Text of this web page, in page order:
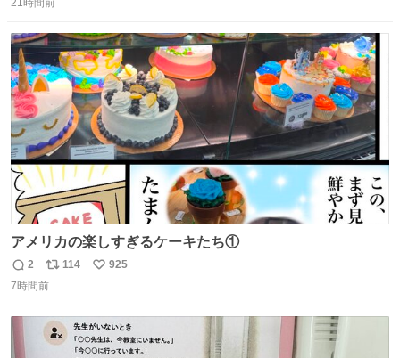
信
ポ
ト
数
数
21時間前
アメリカの楽しすぎるケーキたち①
返
信
2
リ
ポ
ト
数
114
い
数
925
7時間前